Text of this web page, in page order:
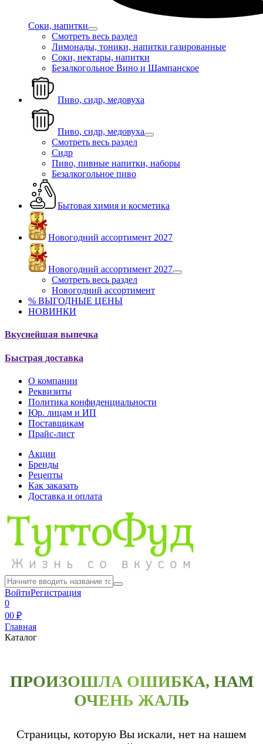
Соки, напитки
Смотреть весь раздел
Лимонады, тоники, напитки газированные
Соки, нектары, напитки
Безалкогольное Вино и Шампанское
Пиво, сидр, медовуха
Пиво, сидр, медовуха
Смотреть весь раздел
Сидр
Пиво, пивные напитки, наборы
Безалкогольное пиво
Бытовая химия и косметика
Новогодний ассортимент 2027
Новогодний ассортимент 2027
Смотреть весь раздел
Новогодний ассортимент
% ВЫГОДНЫЕ ЦЕНЫ
НОВИНКИ
Вкуснейшая выпечка
Быстрая доставка
О компании
Реквизиты
Политика конфиденциальности
Юр. лицам и ИП
Поставщикам
Прайс-лист
Акции
Бренды
Рецепты
Как заказать
Доставка и оплата
ВойтиРегистрация
0
00 ₽
Главная
Каталог
ПРОИЗОШЛА ОШИБКА, НАМ
ОЧЕНЬ ЖАЛЬ
Страницы, которую Вы искали, нет на нашем